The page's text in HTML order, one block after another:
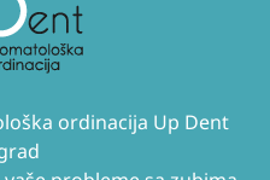
ordinacija Up Dent